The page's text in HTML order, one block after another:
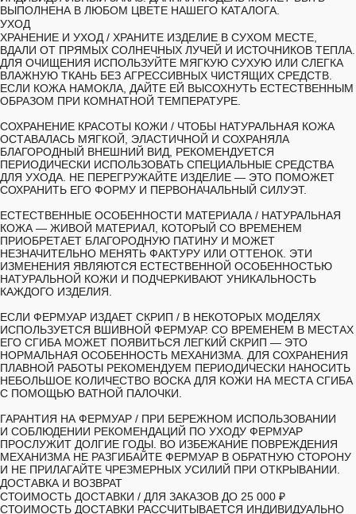
ВЫПОЛНЕНА В ЛЮБОМ ЦВЕТЕ НАШЕГО КАТАЛОГА.
УХОД
ХРАНЕНИЕ И УХОД / ХРАНИТЕ ИЗДЕЛИЕ В СУХОМ МЕСТЕ,
ВДАЛИ ОТ ПРЯМЫХ СОЛНЕЧНЫХ ЛУЧЕЙ И ИСТОЧНИКОВ ТЕПЛА.
ДЛЯ ОЧИЩЕНИЯ ИСПОЛЬЗУЙТЕ МЯГКУЮ СУХУЮ ИЛИ СЛЕГКА
ВЛАЖНУЮ ТКАНЬ БЕЗ АГРЕССИВНЫХ ЧИСТЯЩИХ СРЕДСТВ.
ЕСЛИ КОЖА НАМОКЛА, ДАЙТЕ ЕЙ ВЫСОХНУТЬ ЕСТЕСТВЕННЫМ
ОБРАЗОМ ПРИ КОМНАТНОЙ ТЕМПЕРАТУРЕ.
СОХРАНЕНИЕ КРАСОТЫ КОЖИ / ЧТОБЫ НАТУРАЛЬНАЯ КОЖА
ОСТАВАЛАСЬ МЯГКОЙ, ЭЛАСТИЧНОЙ И СОХРАНЯЛА
БЛАГОРОДНЫЙ ВНЕШНИЙ ВИД, РЕКОМЕНДУЕТСЯ
ПЕРИОДИЧЕСКИ ИСПОЛЬЗОВАТЬ СПЕЦИАЛЬНЫЕ СРЕДСТВА
ДЛЯ УХОДА. НЕ ПЕРЕГРУЖАЙТЕ ИЗДЕЛИЕ — ЭТО ПОМОЖЕТ
СОХРАНИТЬ ЕГО ФОРМУ И ПЕРВОНАЧАЛЬНЫЙ СИЛУЭТ.
ЕСТЕСТВЕННЫЕ ОСОБЕННОСТИ МАТЕРИАЛА / НАТУРАЛЬНАЯ
КОЖА — ЖИВОЙ МАТЕРИАЛ, КОТОРЫЙ СО ВРЕМЕНЕМ
ПРИОБРЕТАЕТ БЛАГОРОДНУЮ ПАТИНУ И МОЖЕТ
НЕЗНАЧИТЕЛЬНО МЕНЯТЬ ФАКТУРУ ИЛИ ОТТЕНОК. ЭТИ
ИЗМЕНЕНИЯ ЯВЛЯЮТСЯ ЕСТЕСТВЕННОЙ ОСОБЕННОСТЬЮ
НАТУРАЛЬНОЙ КОЖИ И ПОДЧЕРКИВАЮТ УНИКАЛЬНОСТЬ
КАЖДОГО ИЗДЕЛИЯ.
ЕСЛИ ФЕРМУАР ИЗДАЕТ СКРИП / В НЕКОТОРЫХ МОДЕЛЯХ
ИСПОЛЬЗУЕТСЯ ВШИВНОЙ ФЕРМУАР. СО ВРЕМЕНЕМ В МЕСТАХ
ЕГО СГИБА МОЖЕТ ПОЯВИТЬСЯ ЛЕГКИЙ СКРИП — ЭТО
НОРМАЛЬНАЯ ОСОБЕННОСТЬ МЕХАНИЗМА. ДЛЯ СОХРАНЕНИЯ
ПЛАВНОЙ РАБОТЫ РЕКОМЕНДУЕМ ПЕРИОДИЧЕСКИ НАНОСИТЬ
НЕБОЛЬШОЕ КОЛИЧЕСТВО ВОСКА ДЛЯ КОЖИ НА МЕСТА СГИБА
С ПОМОЩЬЮ ВАТНОЙ ПАЛОЧКИ.
ГАРАНТИЯ НА ФЕРМУАР / ПРИ БЕРЕЖНОМ ИСПОЛЬЗОВАНИИ
И СОБЛЮДЕНИИ РЕКОМЕНДАЦИЙ ПО УХОДУ ФЕРМУАР
ПРОСЛУЖИТ ДОЛГИЕ ГОДЫ. ВО ИЗБЕЖАНИЕ ПОВРЕЖДЕНИЯ
МЕХАНИЗМА НЕ РАЗГИБАЙТЕ ФЕРМУАР В ОБРАТНУЮ СТОРОНУ
И НЕ ПРИЛАГАЙТЕ ЧРЕЗМЕРНЫХ УСИЛИЙ ПРИ ОТКРЫВАНИИ.
ДОСТАВКА И ВОЗВРАТ
СТОИМОСТЬ ДОСТАВКИ / ДЛЯ ЗАКАЗОВ ДО 25 000 ₽
СТОИМОСТЬ ДОСТАВКИ РАССЧИТЫВАЕТСЯ ИНДИВИДУАЛЬНО